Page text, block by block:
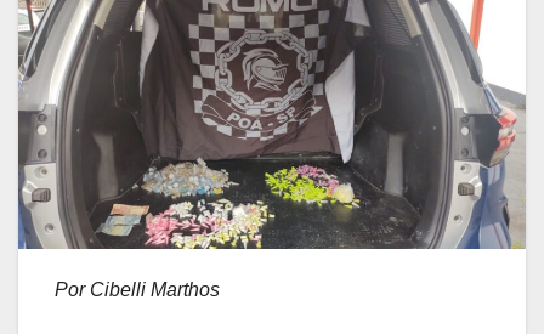
Por Cibelli Marthos